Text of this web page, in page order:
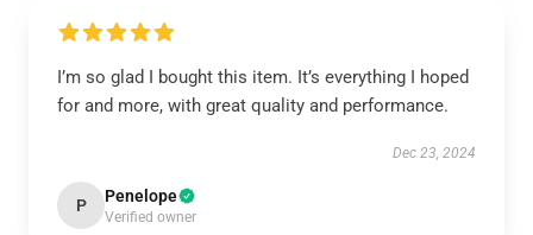
I’m so glad I bought this item. It’s everything I hoped
for and more, with great quality and performance.
Dec 23, 2024
P Penelope
Verified owner